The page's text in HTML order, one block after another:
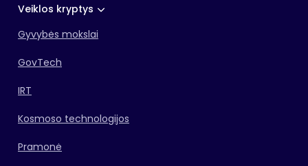
Veiklos kryptys
Gyvybės mokslai
GovTech
IRT
Kosmoso technologijos
Pramonė